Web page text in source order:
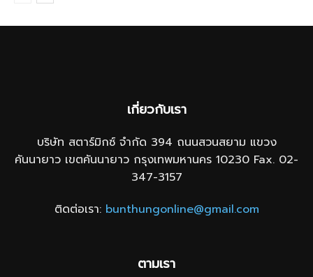
เกี่ยวกับเรา
บริษัท สตาร์มิกซ์ จำกัด 394 ถนนสวนสยาม แขวง
คันนายาว เขตคันนายาว กรุงเทพมหานคร 10230 Fax. 02-
347-3157
ติดต่อเรา: bunthungonline@gmail.com
ตามเรา